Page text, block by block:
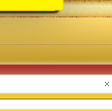
с 10:00 до 21:00